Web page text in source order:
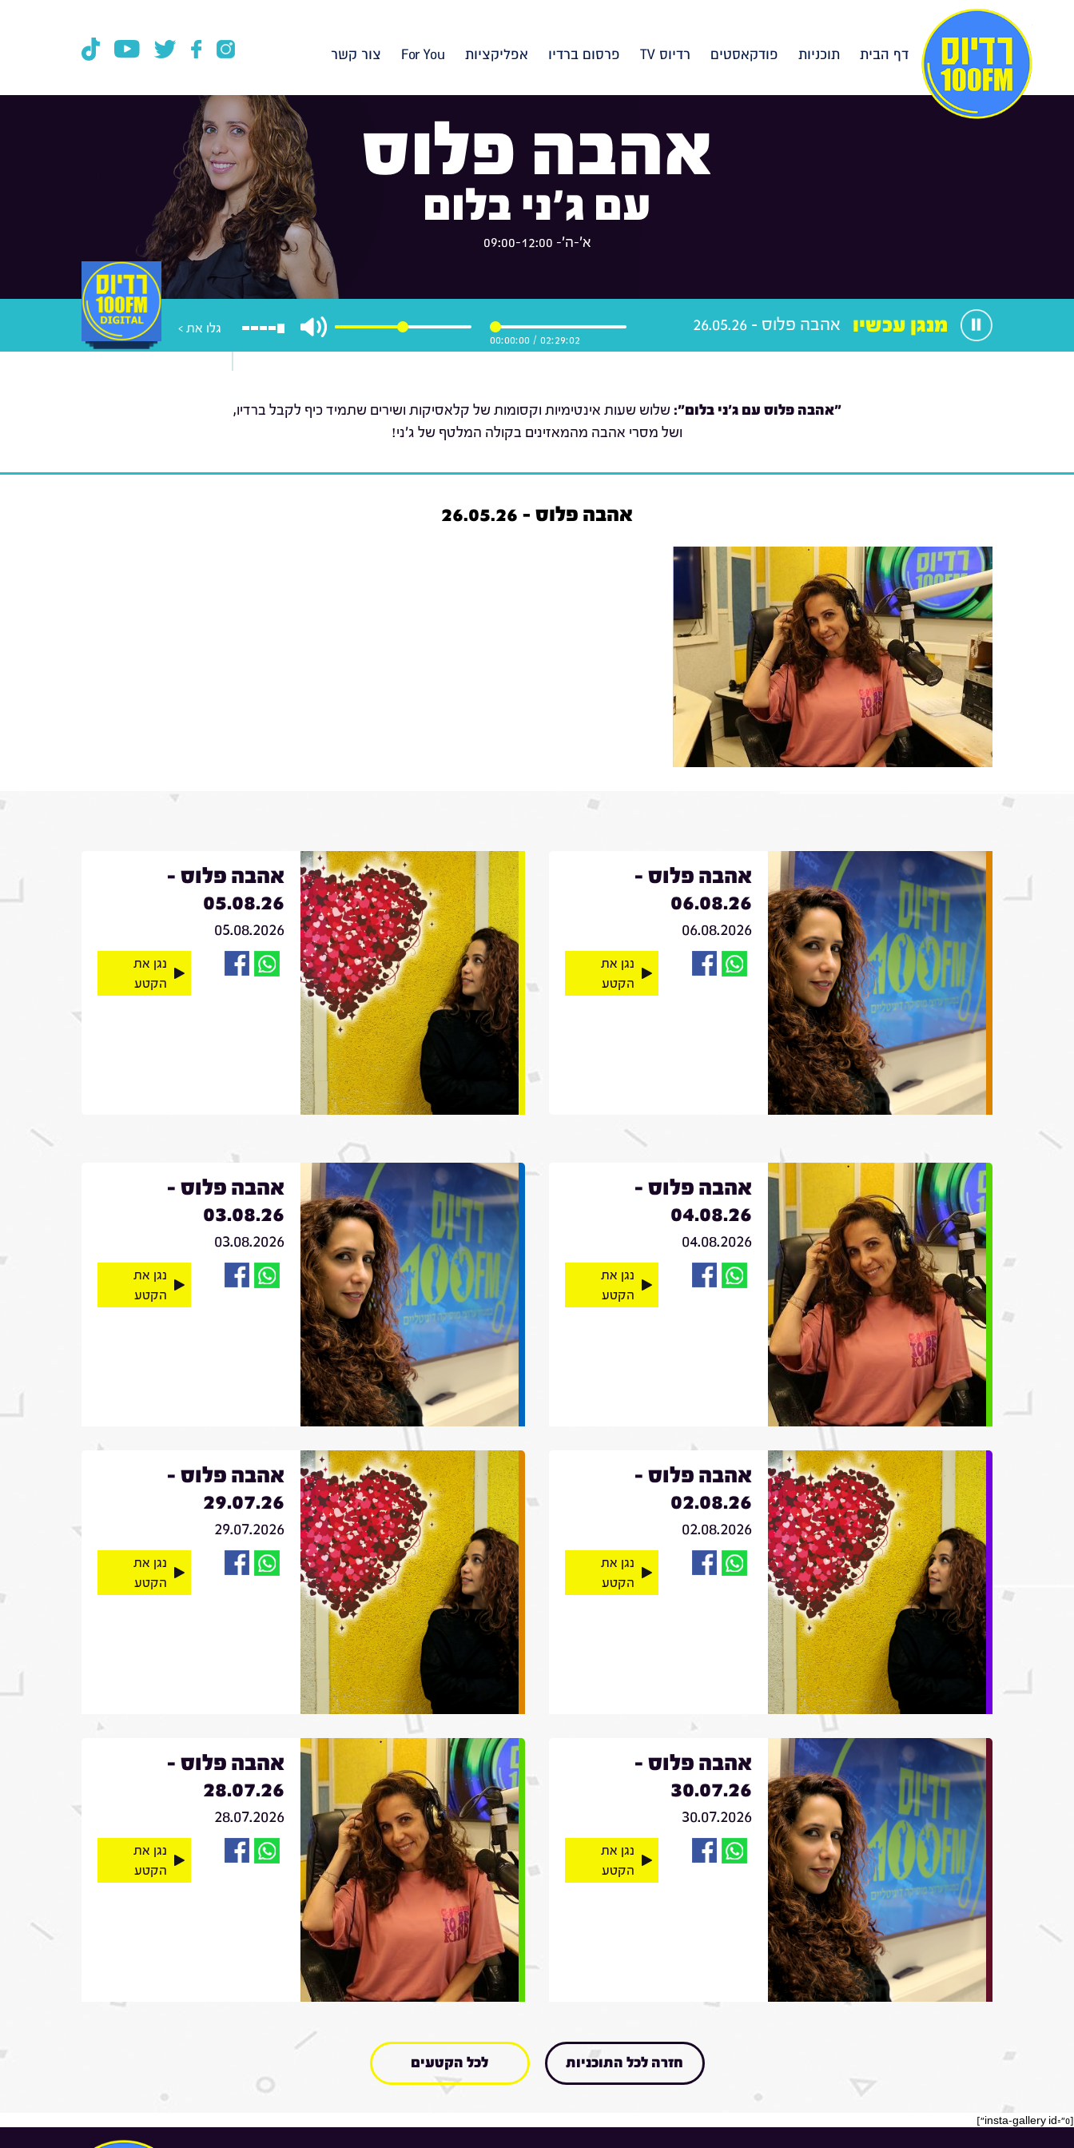
דף הבית תוכניות פודקאסטים רדיוס TV פרסום ברדיו אפליקציות For You צור קשר
אהבה פלוס
עם ג'ני בלום
א'-ה'- 09:00-12:00
גלו את >
02:29:02
/
00:00:00
מנגן עכשיו אהבה פלוס - 26.05.26
"אהבה פלוס עם ג'ני בלום": שלוש שעות אינטימיות וקסומות של קלאסיקות ושירים שתמיד כיף לקבל ברדיו,
ושל מסרי אהבה מהמאזינים בקולה המלטף של ג'ני!
אהבה פלוס - 26.05.26
אהבה פלוס -
06.08.26
06.08.2026
נגן את
הקטע
אהבה פלוס -
05.08.26
05.08.2026
נגן את
הקטע
אהבה פלוס -
04.08.26
04.08.2026
נגן את
הקטע
אהבה פלוס -
03.08.26
03.08.2026
נגן את
הקטע
אהבה פלוס -
02.08.26
02.08.2026
נגן את
הקטע
אהבה פלוס -
29.07.26
29.07.2026
נגן את
הקטע
אהבה פלוס -
30.07.26
30.07.2026
נגן את
הקטע
אהבה פלוס -
28.07.26
28.07.2026
נגן את
הקטע
חזרה לכל התוכניות לכל הקטעים
[insta-gallery id="0"]